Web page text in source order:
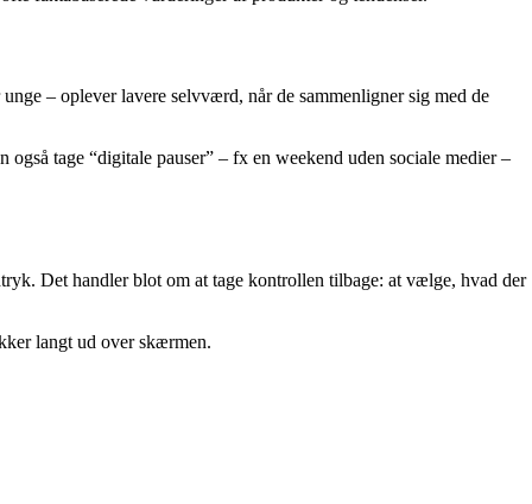
– oplever lavere selvværd, når de sammenligner sig med de
tage “digitale pauser” – fx en weekend uden sociale medier –
Det handler blot om at tage kontrollen tilbage: at vælge, hvad der
langt ud over skærmen.